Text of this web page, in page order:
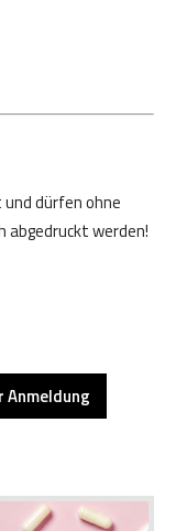
dürfen ohne
abgedruckt werden!